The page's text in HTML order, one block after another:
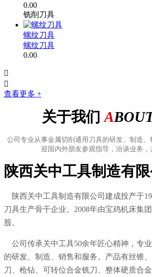
0.00
铣削刀具
螺纹刀具
螺纹刀具
0.00


查看更多 +
关于我们A
公司专业从事金属切削通用刀具的研发、制造
迎国内外朋友参观指导，洽谈业务，
陕西关中工具制造有限
陕西关中工具制造有限公司建成投产于
刀具生产骨干企业。2008年由宝鸡机床集
股。
公司传承关中工具50余年匠心精神，专
的研发、制造、销售和服务。产品有丝锥
刀、枪钻、可转位合金铣刀、整体硬质合